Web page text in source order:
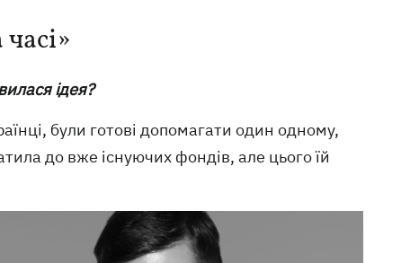
ідея?
були готові допомагати один одному,
до вже існуючих фондів, але цього їй